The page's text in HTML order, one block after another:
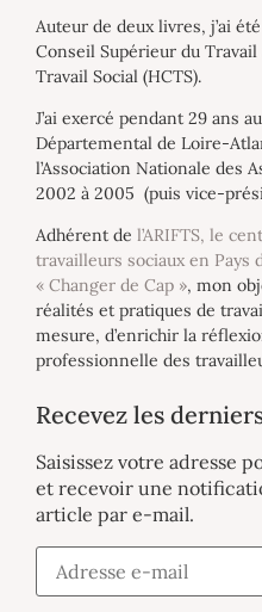
Auteur de deux livres, j’ai
Conseil Supérieur du
Travail Social (HCTS).
J’ai exercé pendant 29 ans
Départemental de Loire-
l’Association Nationale des
2002 à 2005 (puis vice-
Adhérent de l’ARIFTS, le
travailleurs sociaux en Pays
« Changer de Cap », mon
réalités et pratiques de
mesure, d’enrichir la
professionnelle des
Recevez les
Saisissez votre adresse
et recevoir une
article par e-mail.